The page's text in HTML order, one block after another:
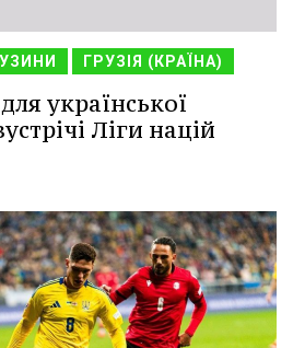
ГРУЗІЯ (КРАЇНА)
української
Ліги націй